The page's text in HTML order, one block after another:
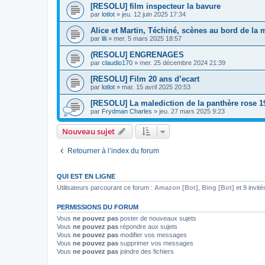
[RESOLU] film inspecteur la bavure
par lotlot » jeu. 12 juin 2025 17:34
Alice et Martin, Téchiné, scènes au bord de la
par lili » mer. 5 mars 2025 18:57
(RESOLU] ENGRENAGES
par claudio170 » mer. 25 décembre 2024 21:39
[RESOLU] Film 20 ans d’ecart
par lotlot » mar. 15 avril 2025 20:53
[RESOLU] La malediction de la panthère rose
par Frydman Charles » jeu. 27 mars 2025 9:23
Nouveau sujet
Retourner à l’index du forum
QUI EST EN LIGNE
Utilisateurs parcourant ce forum : Amazon [Bot] Bing [Bot] et 9
PERMISSIONS DU FORUM
Vous ne pouvez pas poster de nouveaux sujets
Vous ne pouvez pas répondre aux sujets
Vous ne pouvez pas modifier vos messages
Vous ne pouvez pas supprimer vos messages
Vous ne pouvez pas joindre des fichiers